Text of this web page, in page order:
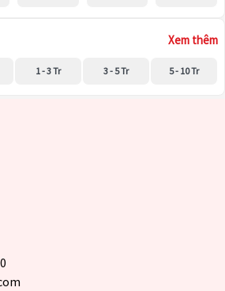
Xem thêm
1 - 3 Tr 3 - 5 Tr 5 - 10 Tr